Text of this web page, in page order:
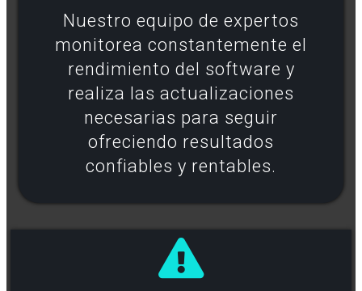
Nuestro equipo de expertos
monitorea constantemente el
rendimiento del software y
realiza las actualizaciones
necesarias para seguir
ofreciendo resultados
confiables y rentables.